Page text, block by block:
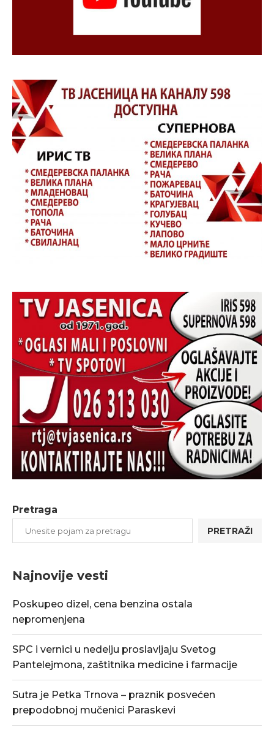
Pretraga
PRETRAŽI
Najnovije vesti
Poskupeo dizel, cena benzina ostala
nepromenjena
SPC i vernici u nedelju proslavljaju Svetog
Pantelejmona, zaštitnika medicine i farmacije
Sutra je Petka Trnova – praznik posvećen
prepodobnoj mučenici Paraskevi